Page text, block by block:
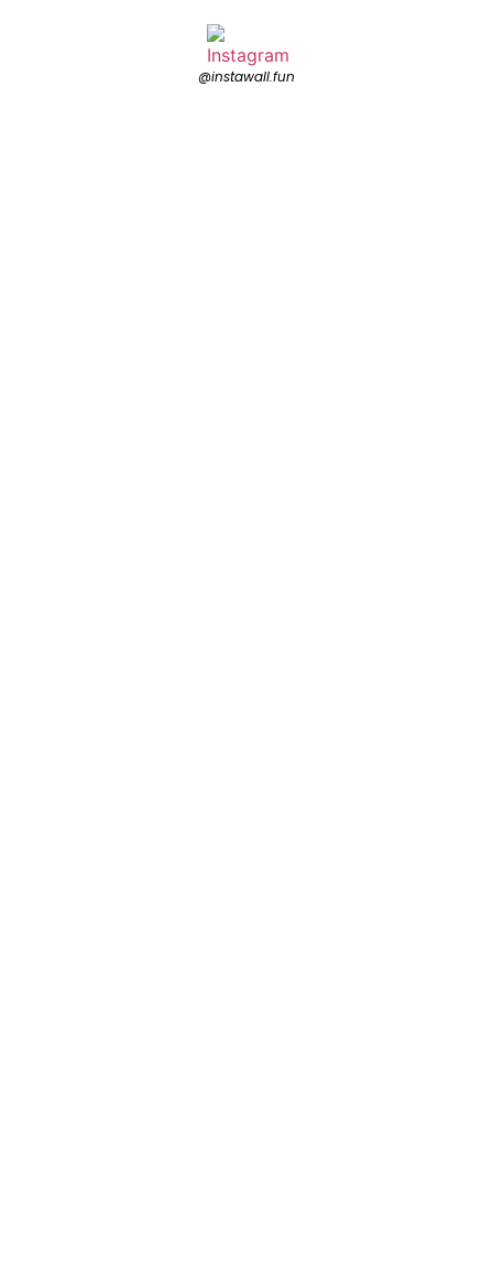
@instawall.fun